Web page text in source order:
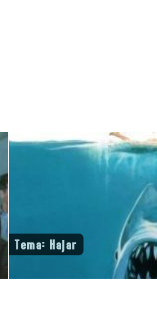
Tema: Hajar